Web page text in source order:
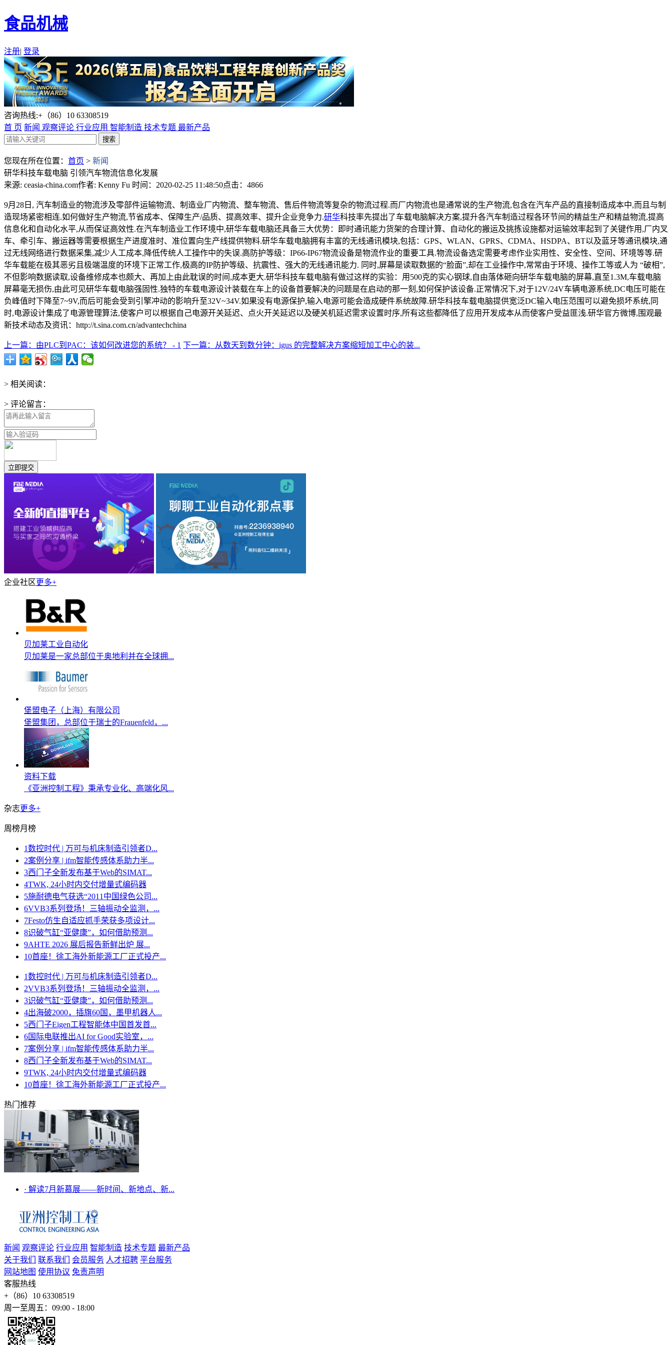
食品机械
注册| 登录
咨询热线:+（86）10 63308519
首 页 新闻 观察评论 行业应用 智能制造 技术专题 最新产品
您现在所在位置： 首页 > 新闻
研华科技车载电脑 引领汽车物流信息化发展
来源: ceasia-china.com作者: Kenny Fu 时间：2020-02-25 11:48:50点击：4866
9月28日, 汽车制造业的物流涉及零部件运输物流、制造业厂内物流、整车物流、售后件物流等复杂的物流过程.而厂内物流也是通常说的生产物流,包含在汽车产品的直接制造成本中,而且与制
造现场紧密相连.如何做好生产物流,节省成本、保障生产/品质、提高效率、提升企业竞争力.研华科技率先提出了车载电脑解决方案,提升各汽车制造过程各环节间的精益生产和精益物流,提高
信息化和自动化水平,从而保证高效性.在汽车制造业工作环境中,研华车载电脑还具备三大优势：即时通讯能力货架的合理计算、自动化的搬运及挑拣设施都对运输效率起到了关键作用,厂内叉
车、牵引车、搬运器等需要根据生产进度准时、准位置向生产线提供物料.研华车载电脑拥有丰富的无线通讯模块,包括：GPS、WLAN、GPRS、CDMA、HSDPA、BT以及蓝牙等通讯模块,通
过无线网络进行数据采集,减少人工成本,降低传统人工操作中的失误.高防护等级：IP66-IP67物流设备是物流作业的重要工具.物流设备选定需要考虑作业实用性、安全性、空间、环境等等.研
华车载能在极其恶劣且极端温度的环境下正常工作,极高的IP防护等级、抗震性、强大的无线通讯能力. 同时,屏幕是读取数据的“脸面”,却在工业操作中,常常由于环境、操作工等或人为 “破相”,
不但影响数据读取,设备维修成本也颇大、再加上由此耽误的时间,成本更大.研华科技车载电脑有做过这样的实验：用500克的实心钢球,自由落体砸向研华车载电脑的屏幕,直至1.3M,车载电脑
屏幕毫无损伤,由此可见研华车载电脑强固性.独特的车载电源设计装载在车上的设备首要解决的问题是在启动的那一刻,如何保护该设备.正常情况下,对于12V/24V车辆电源系统,DC电压可能在
负峰值时下降至7~9V,而后可能会受到引擎冲动的影响升至32V~34V.如果没有电源保护,输入电源可能会造成硬件系统故障.研华科技车载电脑提供宽泛DC输入电压范围可以避免损坏系统,同
时,电源设计集成了电源管理算法,使客户可以根据自己电源开关延迟、点火开关延迟以及硬关机延迟需求设置时序,所有这些都降低了应用开发成本从而使客户受益匪浅.研华官方微博,围观最
新技术动态及资讯：http://t.sina.com.cn/advantechchina
上一篇：由PLC到PAC：该如何改进您的系统？ - 1 下一篇：从数天到数分钟：igus 的完整解决方案缩短加工中心的装...
> 相关阅读：
> 评论留言：
企业社区更多+
贝加莱工业自动化
贝加莱是一家总部位于奥地利并在全球拥...
堡盟电子（上海）有限公司
堡盟集团，总部位于瑞士的Frauenfeld，...
资料下载
《亚洲控制工程》秉承专业化、高端化风...
杂志更多+
周榜月榜
1数控时代 | 万可与机床制造引领者D...
2案例分享 | ifm智能传感体系助力半...
3西门子全新发布基于Web的SIMAT...
4TWK, 24小时内交付增量式编码器
5施耐德电气获选“2011中国绿色公司...
6VVB3系列登场！三轴振动全监测，...
7Festo仿生自适应抓手荣获多项设计...
8识破气缸“亚健康”，如何借助预测...
9AHTE 2026 展后报告新鲜出炉 展...
10首座！徐工海外新能源工厂正式投产...
1数控时代 | 万可与机床制造引领者D...
2VVB3系列登场！三轴振动全监测，...
3识破气缸“亚健康”，如何借助预测...
4出海破2000，插旗60国，墨甲机器人...
5西门子Eigen工程智能体中国首发首...
6国际电联推出AI for Good实验室，...
7案例分享 | ifm智能传感体系助力半...
8西门子全新发布基于Web的SIMAT...
9TWK, 24小时内交付增量式编码器
10首座！徐工海外新能源工厂正式投产...
热门推荐
· 解读7月新慕展——新时间、新地点、新...
新闻 观察评论 行业应用 智能制造 技术专题 最新产品
关于我们
联系我们 会员服务 人才招聘 平台服务
网站地图 使用协议 免责声明
客服热线
+（86）10 63308519
周一至周五：09:00 - 18:00